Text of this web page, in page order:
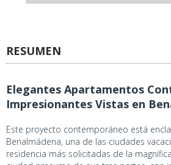
RESUMEN
Elegantes Apartamentos
Impresionantes Vistas en
Este proyecto contemporáneo está
Benalmádena, una de las ciudades
residencia más solicitadas de la